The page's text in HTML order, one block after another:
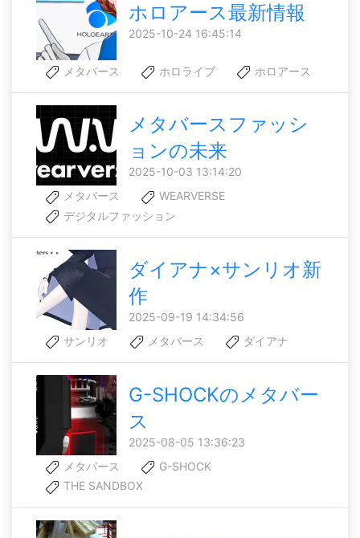
ホロアース最新情報
2025-10-24 16:45:14
メタバース ホロライブ ホロアース
メタバースファッシ
ョンの未来
2025-10-03 13:14:20
メタバース
WEARVERSE
デジタルファッション
ダイアナ×サンリオ新
作
2025-09-19 14:34:56
サンリオ
メタバース ダイアナ
G-SHOCKのメタバー
ス
2025-08-05 13:36:23
メタバース
G-SHOCK
THE SANDBOX